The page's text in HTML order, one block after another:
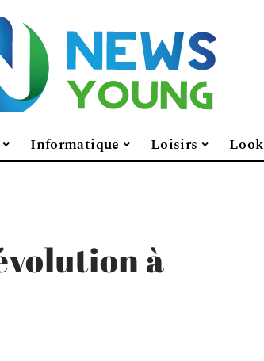
Informatique Loisirs Look
à